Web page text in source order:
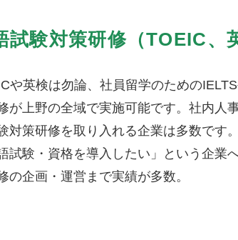
試験対策研修（TOEIC、
や英検は勿論、社員留学のための
が上野の全域で実施可能です。社内人
対策研修を取り入れる企業は多数です
試験・資格を導入したい」という企業
の企画・運営まで実績が多数。